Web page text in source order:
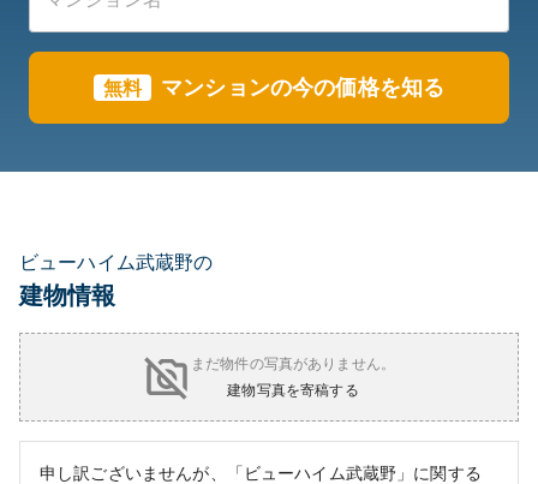
無料 マンションの今の価格を知る
ビューハイム武蔵野の
建物情報
まだ物件の写真がありません。
建物写真を寄稿する
申し訳ございませんが、「ビューハイム武蔵野」に関する